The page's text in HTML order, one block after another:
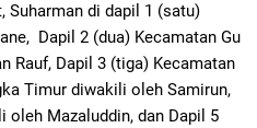
Suharman di dapil 1 (satu)
Dapil 2 (dua) Kecamatan Gu
Rauf, Dapil 3 (tiga) Kecamatan
Timur diwakili oleh Samirun,
oleh Mazaluddin, dan Dapil 5